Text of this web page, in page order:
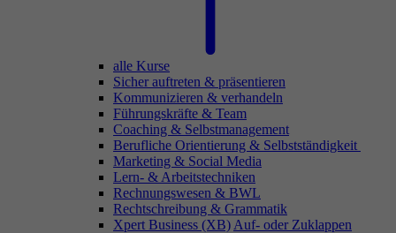
alle Kurse
Sicher auftreten & präsentieren
Kommunizieren & verhandeln
Führungskräfte & Team
Coaching & Selbstmanagement
Berufliche Orientierung & Selbstständigkeit
Marketing & Social Media
Lern- & Arbeitstechniken
Rechnungswesen & BWL
Rechtschreibung & Grammatik
Xpert Business (XB) Auf- oder Zuklappen